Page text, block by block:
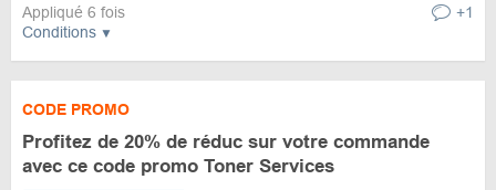
Conditions
Appliqué 6 fois +1
CODE PROMO
Profitez de 20% de réduc sur votre commande
avec ce code promo Toner Services